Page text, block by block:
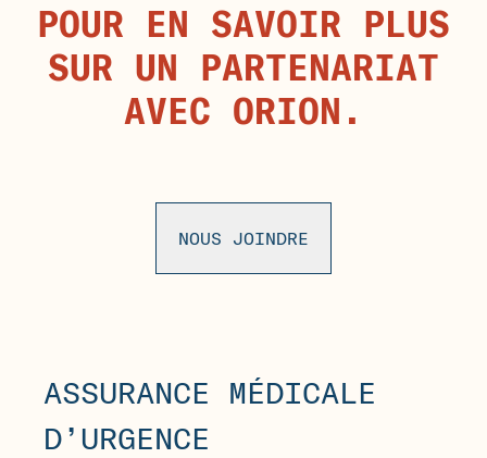
POUR EN SAVOIR PLUS
SUR UN PARTENARIAT
AVEC ORION.
NOUS JOINDRE
ASSURANCE MÉDICALE
D’URGENCE